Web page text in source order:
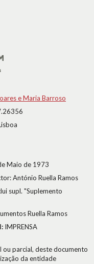
e Maria Barroso
Maio de 1973
António Ruella Ramos
supl. "Suplemento
Ruella Ramos
IMPRENSA
ou parcial, deste documento
da entidade